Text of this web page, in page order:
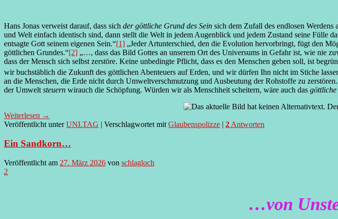
Hans Jonas verweist darauf, dass sich der göttliche Grund des Sein sich dem Zufall des endlosen
und Welt einfach identisch sind, dann stellt die Welt in jedem Augenblick und jedem Zustand seine Fülle
entsagte Gott seinem eigenen Sein.“[1] „Jeder Artunterschied, den die Evolution hervorbringt, fügt den
göttlichen Grundes.“[2] „…, dass das Bild Gottes an unserem Ort des Universums in Gefahr ist, wie nie
dass der Mensch sich selbst zerstöre. Keine unbedingte Pflicht, dass es den Menschen geben soll, ist
wir buchstäblich die Zukunft des göttlichen Abenteuers auf Erden, und wir dürfen Ihn nicht im Stiche
an die Menschen, die Erde nicht durch Umweltverschmutzung und Ausbeutung der Rohstoffe zu
der Umwelt steuern wirauch die Schöpfung. Würden wir als Menschheit scheitern, wäre auch das
Weiterlesen →
Veröffentlicht unter UNI.TAG | Verschlagwortet mit Glaubenspolizze | 2 Antworten
Ein Sandkorn…
Veröffentlicht am 27. März 2026 von schlagloch
2
…von